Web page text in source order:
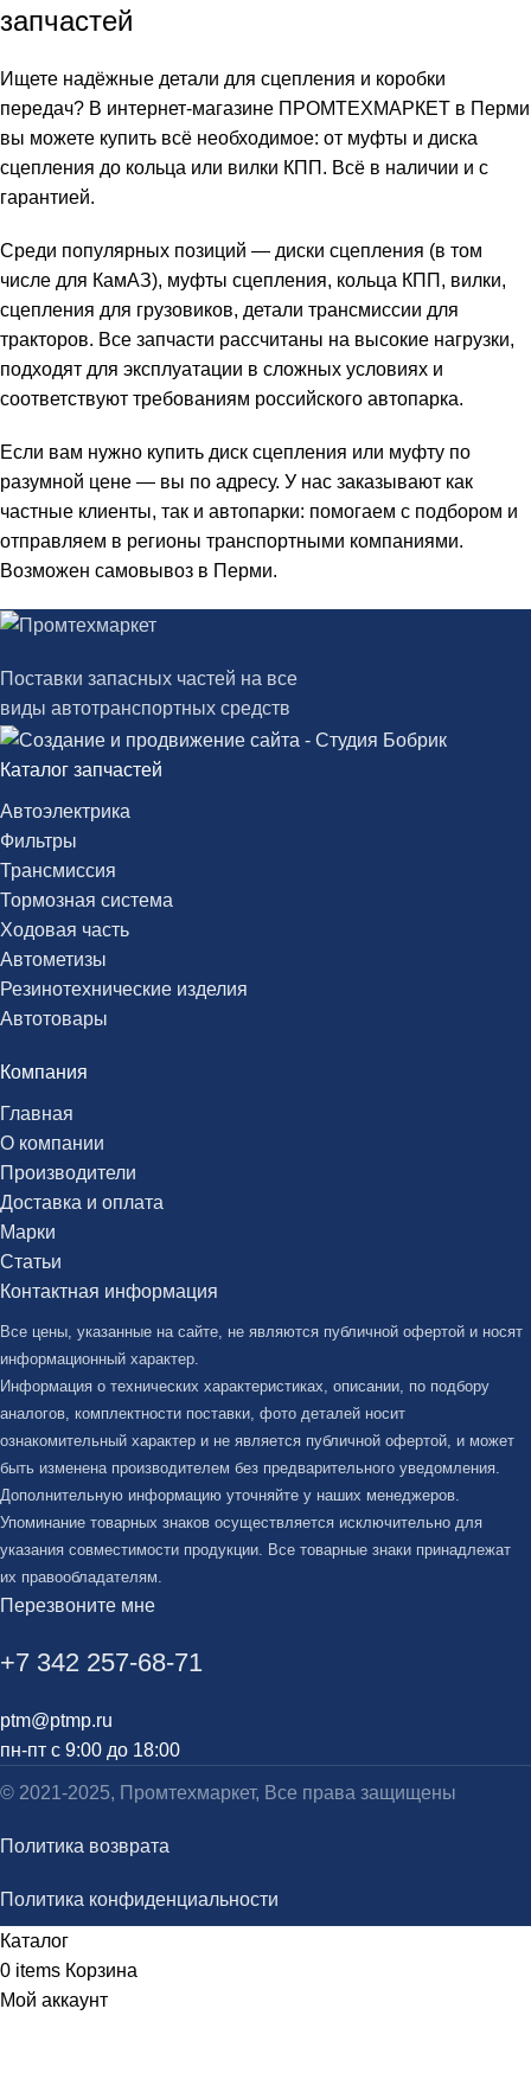
запчастей
Ищете надёжные детали для сцепления и коробки
передач? В интернет-магазине ПРОМТЕХМАРКЕТ в Перми
вы можете купить всё необходимое: от муфты и диска
сцепления до кольца или вилки КПП. Всё в наличии и с
гарантией.
Среди популярных позиций — диски сцепления (в том
числе для КамАЗ), муфты сцепления, кольца КПП, вилки,
сцепления для грузовиков, детали трансмиссии для
тракторов. Все запчасти рассчитаны на высокие нагрузки,
подходят для эксплуатации в сложных условиях и
соответствуют требованиям российского автопарка.
Если вам нужно купить диск сцепления или муфту по
разумной цене — вы по адресу. У нас заказывают как
частные клиенты, так и автопарки: помогаем с подбором и
отправляем в регионы транспортными компаниями.
Возможен самовывоз в Перми.
Поставки запасных частей на все
виды автотранспортных средств
Каталог запчастей
Автоэлектрика
Фильтры
Трансмиссия
Тормозная система
Ходовая часть
Автометизы
Резинотехнические изделия
Автотовары
Компания
Главная
О компании
Производители
Доставка и оплата
Марки
Статьи
Контактная информация
Все цены, указанные на сайте, не являются публичной офертой и носят
информационный характер.
Информация о технических характеристиках, описании, по подбору
аналогов, комплектности поставки, фото деталей носит
ознакомительный характер и не является публичной офертой, и может
быть изменена производителем без предварительного уведомления.
Дополнительную информацию уточняйте у наших менеджеров.
Упоминание товарных знаков осуществляется исключительно для
указания совместимости продукции. Все товарные знаки принадлежат
их правообладателям.
Перезвоните мне
+7 342 257-68-71
ptm@ptmp.ru
пн-пт с 9:00 до 18:00
© 2021-2025, Промтехмаркет, Все права защищены
Политика возврата
Политика конфиденциальности
Каталог
0 items Корзина
Мой аккаунт